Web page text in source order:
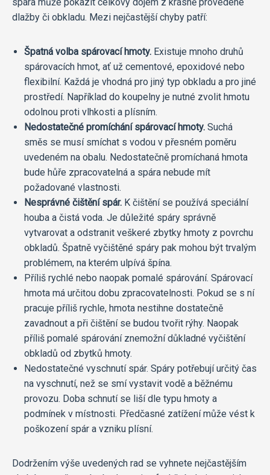
dlažby či obkladu. Mezi nejčastější chyby patří:
Špatná volba spárovací hmoty. Existuje mnoho druhů
spárovacích hmot, ať už cementové, epoxidové nebo
flexibilní. Každá je vhodná pro jiný typ obkladu a pro jiné
prostředí. Například do koupelny je nutné zvolit hmotu
odolnou proti vlhkosti a plísním.
Nedostatečné promíchání spárovací hmoty. Suchá
směs se musí smíchat s vodou v přesném poměru
uvedeném na obalu. Nedostatečně promíchaná hmota
bude hůře zpracovatelná a spára nebude mít
požadované vlastnosti.
Nesprávné čištění spár. K čištění se používá speciální
houba a čistá voda. Je důležité spáry správně
vytvarovat a odstranit veškeré zbytky hmoty z povrchu
obkladů. Špatně vyčištěné spáry pak mohou být trvalým
problémem, na kterém ulpívá špína.
Příliš rychlé nebo naopak pomalé spárování. Spárovací
hmota má určitou dobu zpracovatelnosti. Pokud se s ní
pracuje příliš rychle, hmota nestihne dostatečně
zavadnout a při čištění se budou tvořit rýhy. Naopak
příliš pomalé spárování znemožní důkladné vyčištění
obkladů od zbytků hmoty.
Nedostatečné vyschnutí spár. Spáry potřebují určitý čas
na vyschnutí, než se smí vystavit vodě a běžnému
provozu. Doba schnutí se liší dle typu hmoty a
podmínek v místnosti. Předčasné zatížení může vést k
poškození spár a vzniku plísní.
Dodržením výše uvedených rad se vyhnete nejčastějším